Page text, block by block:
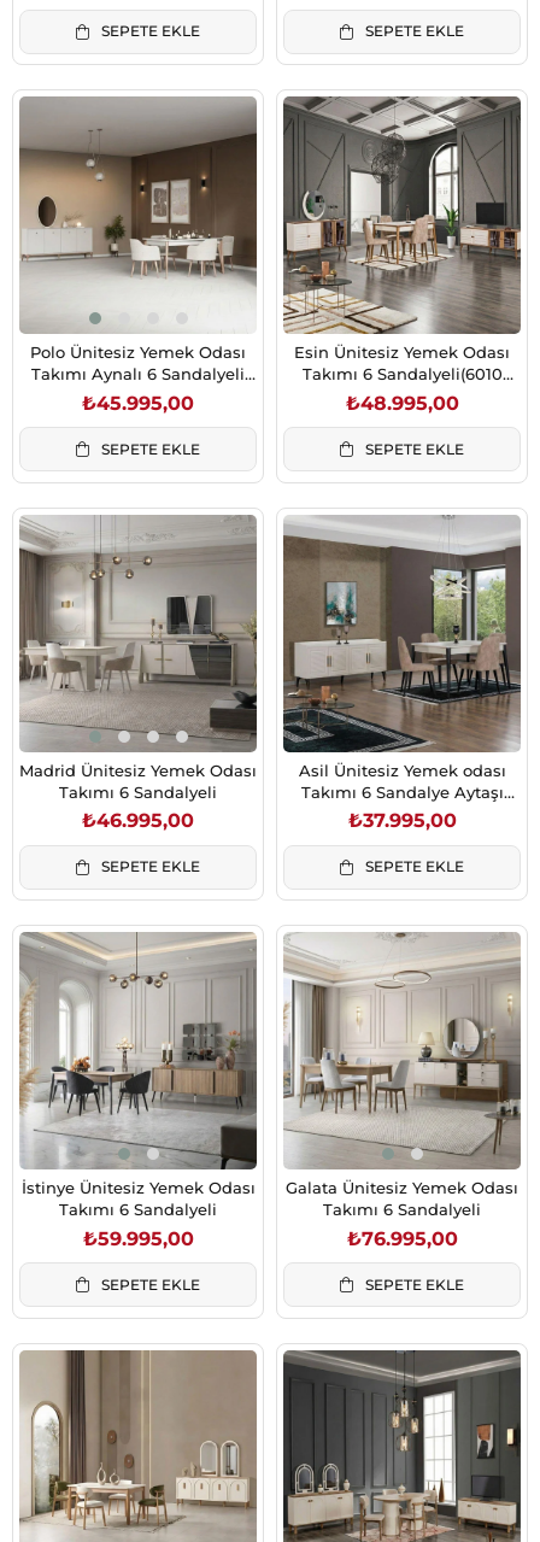
SEPETE EKLE SEPETE EKLE
Polo Ünitesiz Yemek Odası
Takımı Aynalı 6 Sandalyeli
Krem
₺45.995,00
SEPETE EKLE
Esin Ünitesiz Yemek Odası
Takımı 6 Sandalyeli(6010
Gözde Sand.T.Meşe)
₺48.995,00
SEPETE EKLE
Madrid Ünitesiz Yemek Odası
Takımı 6 Sandalyeli
₺46.995,00
SEPETE EKLE
Asil Ünitesiz Yemek odası
Takımı 6 Sandalye Aytaşı
(6010 Gözde Sand)
₺37.995,00
SEPETE EKLE
İstinye Ünitesiz Yemek Odası
Takımı 6 Sandalyeli
₺59.995,00
SEPETE EKLE
Galata Ünitesiz Yemek Odası
Takımı 6 Sandalyeli
₺76.995,00
SEPETE EKLE